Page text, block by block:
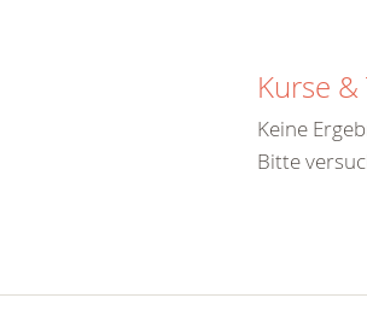
Kurse
Keine
Bitte